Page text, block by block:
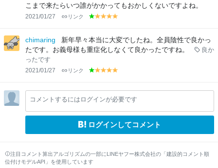
こまで来たらいつ誰がかかってもおかしくないですよね。
2021/01/27 リンク
g
e
e
y
lo
w
y
lo
w
y
lo
w
lo
w
chimaring
新年早々本当に大変でしたね。全員陰性で良かっ
たです。お義母様も重症化しなくて良かったですね。
良か
ったです
2021/01/27 リンク
g
e
e
n
y
lo
w
y
lo
w
y
lo
w
lo
w
コメントするにはログインが必要です
ログインしてコメント
注目コメント算出アルゴリズムの一部にLINEヤフー株式会社の「建設的コメント順
位付けモデルAPI」を使用しています